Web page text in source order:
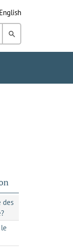
English
Rechercher
dans
Grand
des